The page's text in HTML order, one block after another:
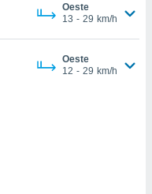
Oeste
13 - 29 km/h
Oeste
12 - 29 km/h